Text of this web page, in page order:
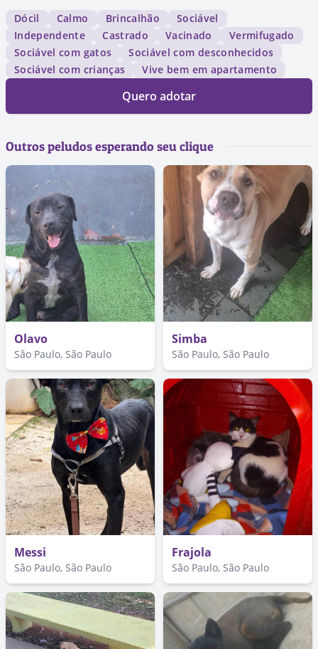
Dócil Calmo Brincalhão
Sociável
Independente
Castrado Vacinado
Vermifugado
Sociável com gatos
Sociável com desconhecidos
Sociável com crianças
Vive bem em apartamento
Quero adotar
Outros peludos esperando seu clique
Olavo
São Paulo, São Paulo
Simba
São Paulo, São Paulo
Messi
São Paulo, São Paulo
Frajola
São Paulo, São Paulo